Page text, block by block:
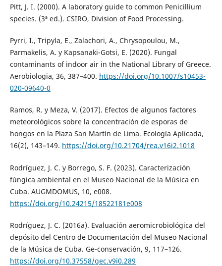
Pitt, J. I. (2000). A laboratory guide to common Penicillium
species. (3ª ed.). CSIRO, Division of Food Processing.
Pyrri, I., Tripyla, E., Zalachori, A., Chrysopoulou, M.,
Parmakelis, A. y Kapsanaki-Gotsi, E. (2020). Fungal
contaminants of indoor air in the National Library of Greece.
Aerobiologia, 36, 387–400. https://doi.org/10.1007/s10453-
020-09640-0
Ramos, R. y Meza, V. (2017). Efectos de algunos factores
meteorológicos sobre la concentración de esporas de
hongos en la Plaza San Martín de Lima. Ecología Aplicada,
16(2), 143–149. https://doi.org/10.21704/rea.v16i2.1018
Rodríguez, J. C. y Borrego, S. F. (2023). Caracterización
fúngica ambiental en el Museo Nacional de la Música en
Cuba. AUGMDOMUS, 10, e008.
https://doi.org/10.24215/18522181e008
Rodríguez, J. C. (2016a). Evaluación aeromicrobiológica del
depósito del Centro de Documentación del Museo Nacional
de la Música de Cuba. Ge-conservación, 9, 117–126.
https://doi.org/10.37558/gec.v9i0.289